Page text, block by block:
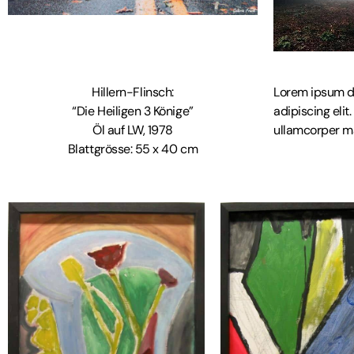
Hillern-Flinsch:
“Die Heiligen 3 Könige”
Öl auf LW, 1978
Blattgrösse: 55 x 40 cm
Lorem ipsum
adipiscing
ullamcorper